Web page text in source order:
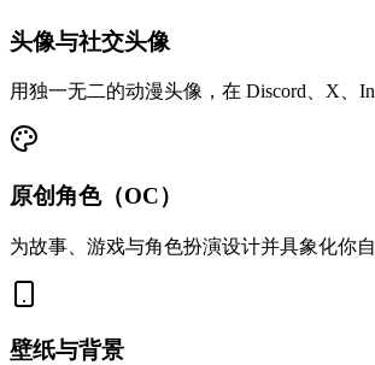
头像与社交头像
用独一无二的动漫头像，在 Discord、X、
原创角色（OC）
为故事、游戏与角色扮演设计并具象化你
壁纸与背景